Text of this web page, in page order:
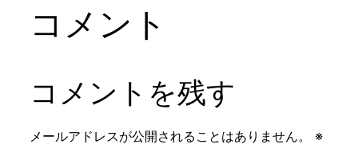
コメント
コメントを残す
メールアドレスが公開されることはありません。
※